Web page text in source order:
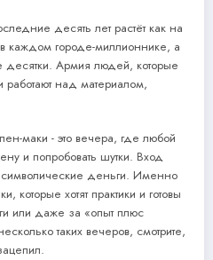
десять лет растёт как на
каждом городе-миллионнике, а
десятки. Армия людей, которые
работают над материалом,
маки - это вечера, где любой
и попробовать шутки. Вход
символические деньги. Именно
которые хотят практики и готовы
или даже за «опыт плюс
таких вечеров, смотрите,